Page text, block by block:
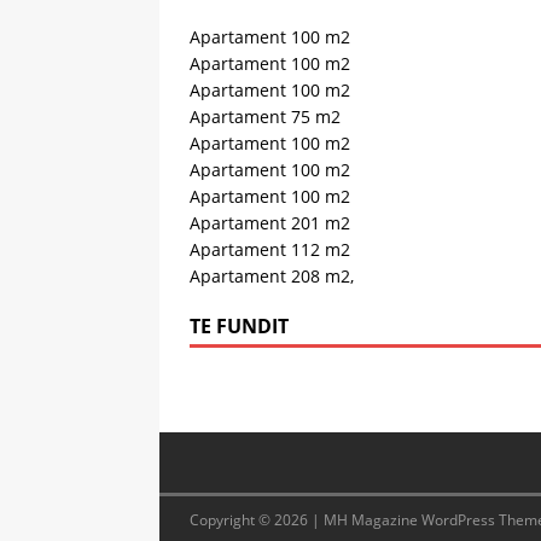
Apartament 100 m2
Apartament 100 m2
Apartament 100 m2
Apartament 75 m2
Apartament 100 m2
Apartament 100 m2
Apartament 100 m2
Apartament 201 m2
Apartament 112 m2
Apartament 208 m2,
TE FUNDIT
Copyright © 2026 | MH Magazine WordPress